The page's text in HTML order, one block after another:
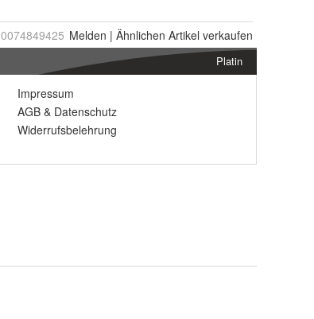
0074849425 Melden | Ähnlichen Artikel verkaufen
Platin
Impressum
AGB & Datenschutz
Widerrufsbelehrung